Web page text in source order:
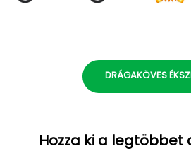
DRÁGAKÖVES
Hozza ki a